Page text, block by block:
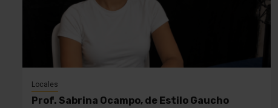
Locales
Prof. Sabrina Ocampo, de Estilo Gaucho